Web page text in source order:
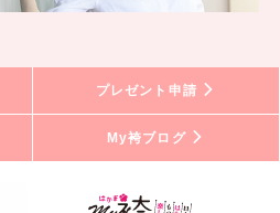
プレゼント申請
My袴ブログ